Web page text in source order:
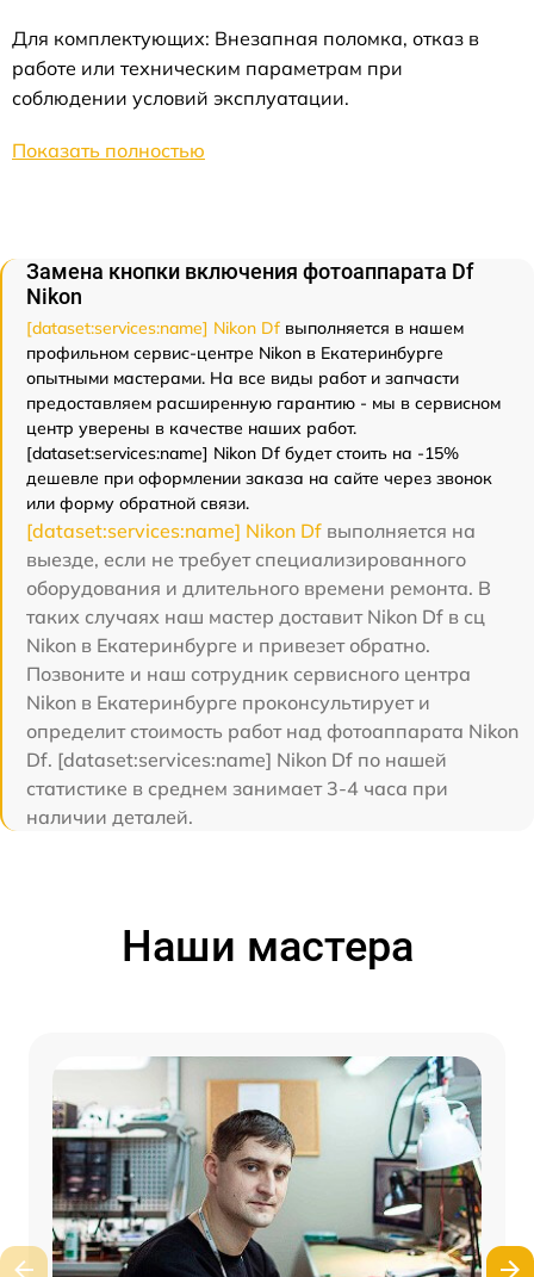
Для комплектующих: Внезапная поломка, отказ в
работе или техническим параметрам при
соблюдении условий эксплуатации.
Показать полностью
Замена кнопки включения фотоаппарата Df
Nikon
[dataset:services:name] Nikon Df выполняется в нашем
профильном сервис-центре Nikon в Екатеринбурге
опытными мастерами. На все виды работ и запчасти
предоставляем расширенную гарантию - мы в сервисном
центр уверены в качестве наших работ.
[dataset:services:name] Nikon Df будет стоить на -15%
дешевле при оформлении заказа на сайте через звонок
или форму обратной связи.
[dataset:services:name] Nikon Df выполняется на
выезде, если не требует специализированного
оборудования и длительного времени ремонта. В
таких случаях наш мастер доставит Nikon Df в сц
Nikon в Екатеринбурге и привезет обратно.
Позвоните и наш сотрудник сервисного центра
Nikon в Екатеринбурге проконсультирует и
определит стоимость работ над фотоаппарата Nikon
Df. [dataset:services:name] Nikon Df по нашей
статистике в среднем занимает 3-4 часа при
наличии деталей.
Наши мастера